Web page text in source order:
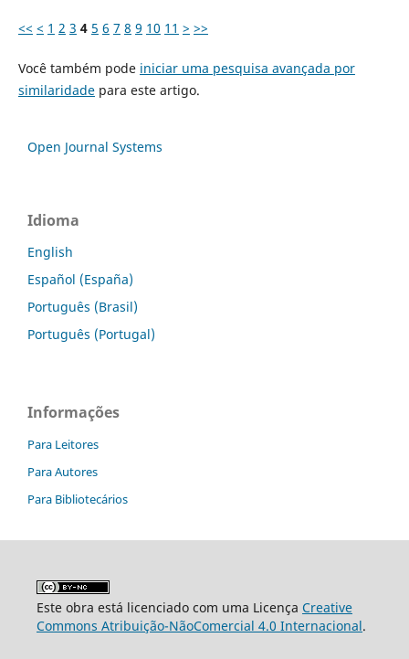
<< < 1 2 3 4 5 6 7 8 9 10 11 > >>
Você também pode iniciar uma pesquisa avançada por
similaridadepara este artigo.
Open Journal Systems
Idioma
English
Español (España)
Português (Brasil)
Português (Portugal)
Informações
Para Leitores
Para Autores
Para Bibliotecários
Este obra está licenciado com uma Licença Creative
Commons Atribuição-NãoComercial 4.0 Internacional.